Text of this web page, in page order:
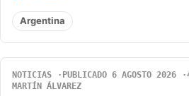
Argentina
NOTICIAS PUBLICADO 6 AGOSTO 2026
MARTÍN ÁLVAREZ